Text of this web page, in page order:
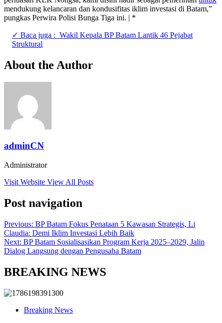
mendukung kelancaran dan kondusifitas iklim investasi di Batam,”
pungkas Perwira Polisi Bunga Tiga ini. | *
✓ Baca juga : Wakil Kepala BP Batam Lantik 46 Pejabat
Struktural
About the Author
adminCN
Administrator
Visit Website View All Posts
Post navigation
Previous: BP Batam Fokus Penataan 5 Kawasan Strategis, Li
Claudia: Demi Iklim Investasi Lebih Baik
Next: BP Batam Sosialisasikan Program Kerja 2025–2029, Jalin
Dialog Langsung dengan Pengusaha Batam
BREAKING NEWS
Breaking News